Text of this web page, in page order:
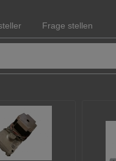
Frage stellen